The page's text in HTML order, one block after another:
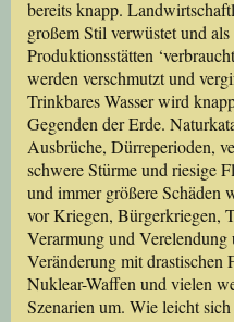
bereits knapp.
großem Stil verwüstet und
Produktionsstätten
werden verschmutzt und
Trinkbares Wasser wird
Gegenden der Erde.
Ausbrüche, Dürreperioden,
schwere Stürme und riesige
und immer größere Schäden
vor Kriegen, Bürgerkriegen,
Verarmung und
Veränderung mit
Nuklear-Waffen und vielen
Szenarien um. Wie leicht